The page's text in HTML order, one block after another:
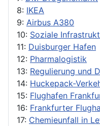
8: IKEA
9: Airbus A380
10: Soziale
11: Duisburger Hafen
12: Pharmalogistik
13: Regulierung und
14: Huckepack-
15: Flughafen
16: Frankfurter
17: Chemieunfall in